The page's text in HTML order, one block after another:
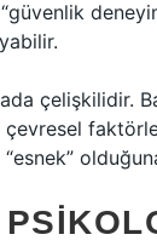
çelişkilidir.
çevresel